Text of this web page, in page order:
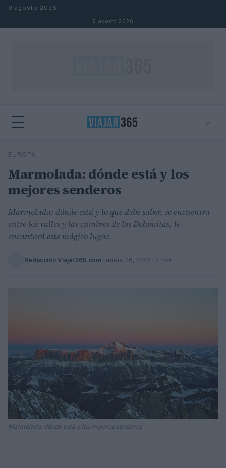
Saltar al contenido
9 agosto 2026
9 agosto 2026
⌕
Buscar
EUROPA
Marmolada: dónde está y los
mejores senderos
Marmolada: dónde está y lo que debe saber, se encuentra
entre los valles y las cumbres de los Dolomitas, le
encantará este mágico lugar.
Redacción Viajar365.com · enero 26, 2022 · 3 min
Marmolada: dónde está y los mejores senderos